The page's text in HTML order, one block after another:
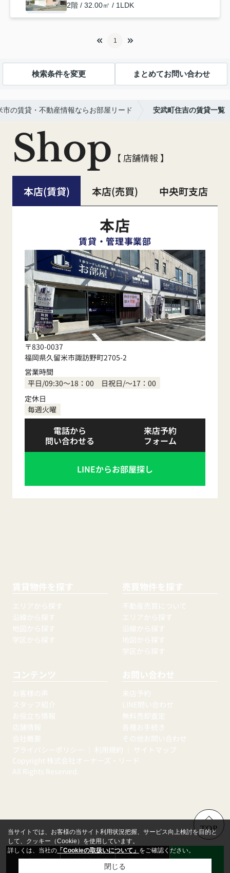
2階 / 32.00㎡ / 1LDK
1
検索条件を変更 まとめてお問い合わせ
市の賃貸・不動産情報ならお部屋リード 安武町住吉の賃貸一覧
Shop 【 店舗情報 】
本店(賃貸) 本店(売買) 中央町支店
本店
賃貸・管理事業部
〒830-0037
福岡県久留米市諏訪野町2705-2
営業時間
平日/09:30～18：00 日祝日/～17：00
定休日
毎週火曜
電話から
問い合わせる
来店予約
フォーム
LINEからお部屋探し
賃貸物件を探す
エリアから探す
沿線から探す
地図から探す
学区から探す
売買物件を探す
不動産売買について
エリアから探す
沿線から探す
地図から探す
学区から探す
コンテンツ
お客様の声
スタッフ紹介
お役立ち情報
店舗情報
会社概要
お問い合わせ
来店予約
LINE問い合わせ
無料売却査定
各種お手続き
その他お問い合わせ
プライバシーポリシー
利用規約
サイトマップ
Copyright 株式会社オーナーズ・リード
All Rights Reserved.
来店予約 無料売却査定 お問い合わせ LINE
TOP
当サイトでは、お客様の当サイト利用状況把握、サービス向上検討を目的と
して、クッキー（Cookie）を使用しています。
詳しくは、当社の 「Cookieの取扱いについて」 をご確認ください。
閉じる